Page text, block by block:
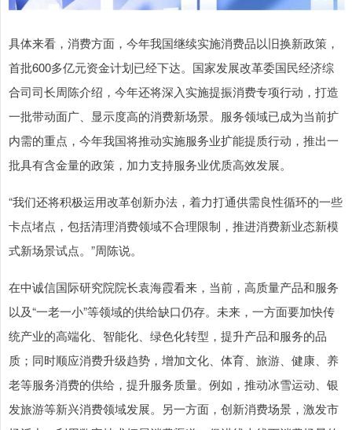
具体来看，消费方面，今年我国继续实施消费品以旧换新政策，
首批600多亿元资金计划已经下达。国家发展改革委国民经济综
合司司长周陈介绍，今年还将深入实施提振消费专项行动，打造
一批带动面广、显示度高的消费新场景。服务领域已成为当前扩
内需的重点，今年我国将推动实施服务业扩能提质行动，推出一
批具有含金量的政策，加力支持服务业优质高效发展。
“我们还将积极运用改革创新办法，着力打通供需良性循环的一些
卡点堵点，包括清理消费领域不合理限制，推进消费新业态新模
式新场景试点。”周陈说。
在中诚信国际研究院院长袁海霞看来，当前，高质量产品和服务
以及“一老一小”等领域的供给缺口仍存。未来，一方面要加快传
统产业的高端化、智能化、绿色化转型，提升产品和服务的品
质；同时顺应消费升级趋势，增加文化、体育、旅游、健康、养
老等服务消费的供给，提升服务质量。例如，推动冰雪运动、银
发旅游等新兴消费领域发展。另一方面，创新消费场景，激发市